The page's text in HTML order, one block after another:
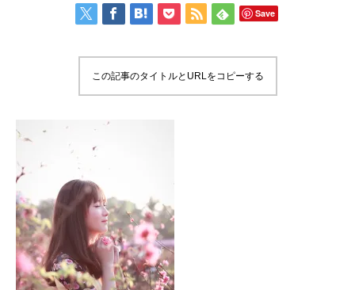
Save
この記事のタイトルとURLをコピーする